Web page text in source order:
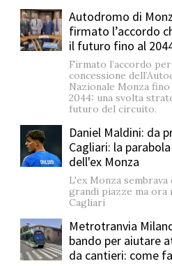
Autodromo di
firmato l’accordo
il futuro fino al
Firmato l’accordo
concessione
Nazionale Monza fino
2044: una svolta
futuro del circuito.
Daniel Maldini: ​da
Cagliari: la
dell'ex Monza
L'ex Monza
grandi piazze ma ora
Cagliari
Metrotranvia
bando per aiutare
da cantieri: come